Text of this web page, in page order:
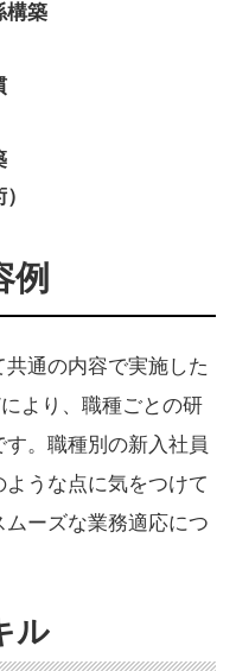
構築
例
通の内容で実施した
より、職種ごとの研
。職種別の新入社員
うな点に気をつけて
ーズな業務適応につ
ル